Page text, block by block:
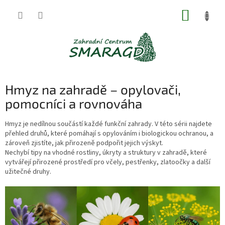
Hmyz na zahradě – opylovači,
pomocníci a rovnováha
Hmyz je nedílnou součástí každé funkční zahrady. V této sérii najdete
přehled druhů, které pomáhají s opylováním i biologickou ochranou, a
zároveň zjistíte, jak přirozeně podpořit jejich výskyt.
Nechybí tipy na vhodné rostliny, úkryty a struktury v zahradě, které
vytvářejí přirozené prostředí pro včely, pestřenky, zlatoočky a další
užitečné druhy.
p